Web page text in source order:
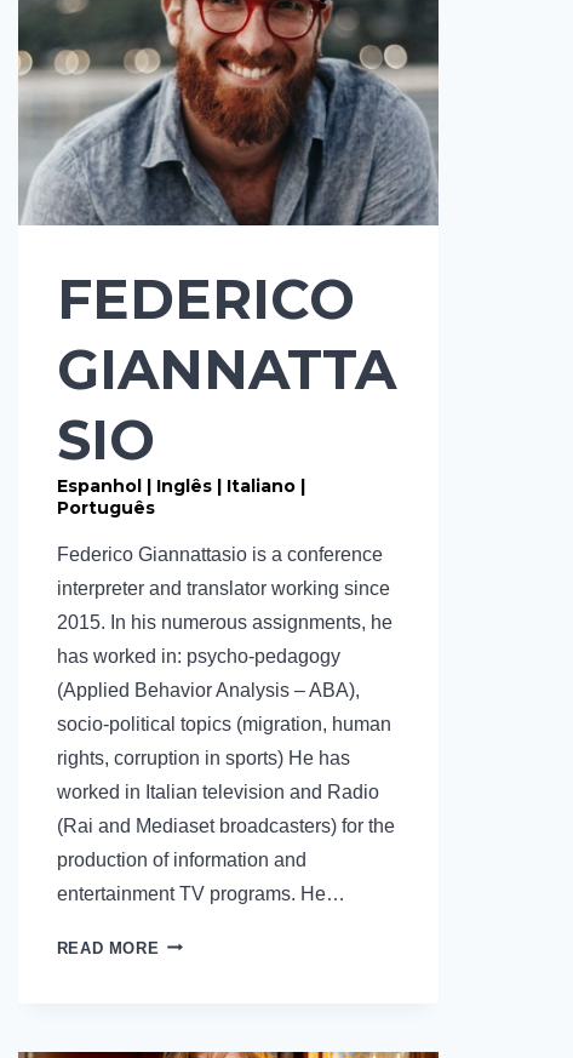
FEDERICO
GIANNATTA
SIO
Espanhol | Inglês | Italiano |
Português
Federico Giannattasio is a conference
interpreter and translator working since
2015. In his numerous assignments, he
has worked in: psycho-pedagogy
(Applied Behavior Analysis – ABA),
socio-political topics (migration, human
rights, corruption in sports) He has
worked in Italian television and Radio
(Rai and Mediaset broadcasters) for the
production of information and
entertainment TV programs. He…
READ MORE